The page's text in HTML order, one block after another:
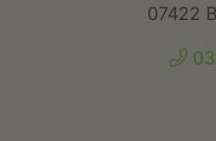
07422